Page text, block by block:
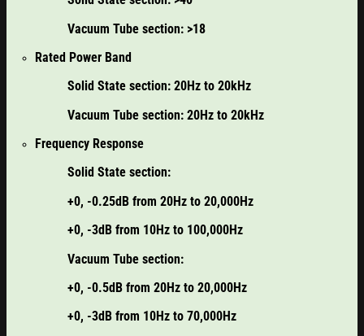
Vacuum Tube section: >18
Rated Power Band
Solid State section: 20Hz to 20kHz
Vacuum Tube section: 20Hz to 20kHz
Frequency Response
Solid State section:
+0, -0.25dB from 20Hz to 20,000Hz
+0, -3dB from 10Hz to 100,000Hz
Vacuum Tube section:
+0, -0.5dB from 20Hz to 20,000Hz
+0, -3dB from 10Hz to 70,000Hz